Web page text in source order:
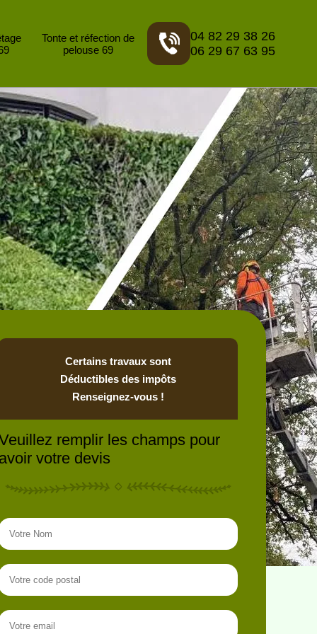
Tonte et réfection de
pelouse 69
04 82 29 38 26
06 29 67 63 95
Certains travaux sont
Déductibles des impôts
Renseignez-vous !
remplir les champs pour
votre devis